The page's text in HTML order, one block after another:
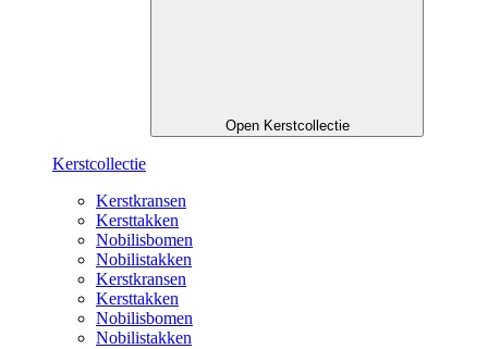
Open Kerstcollectie
Kerstcollectie
Kerstkransen
Kersttakken
Nobilisbomen
Nobilistakken
Kerstkransen
Kersttakken
Nobilisbomen
Nobilistakken